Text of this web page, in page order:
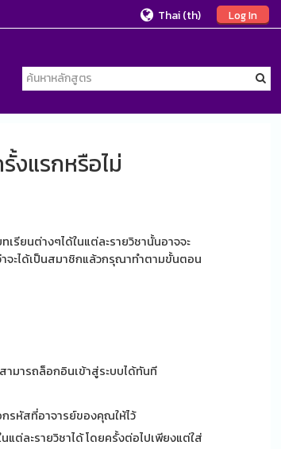
Log In
Thai ‎(th)‎
งแรกหรือไม่
รียนต่างๆได้ในแต่ละรายวิชานั้นอาจจะ
จะได้เป็นสมาชิกแล้วกรุณาทำตามขั้นตอน
มารถล็อกอินเข้าสู่ระบบได้ทันที
กรหัสที่อาจารย์ของคุณให้ไว้
ต่ละรายวิชาได้ โดยครั้งต่อไปเพียงแต่ใส่